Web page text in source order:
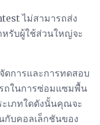
ไม่สามารถส่ง
รับผู้ใช้ส่วนใหญ่จะ
ดการและการทดสอบ
ถในการซ่อมแซมพื้น
เภทใดดังนั้นคุณจะ
กับคอลเล็กชันของ